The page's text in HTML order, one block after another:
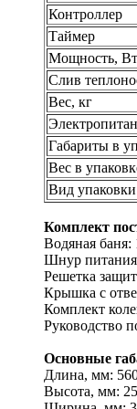
Контроллер
Таймер
Мощность, Вт
Слив
Вес, кг
Габариты в
Вес в
Вид упаковки
Комплект
Водяная баня:
Шнур
Решетка
Крышка с
Комплект
Руководство
Основные
Длина, мм:
Высота, мм: